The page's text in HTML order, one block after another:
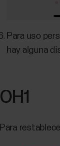
Para uso
hay alguna
OH1
Para